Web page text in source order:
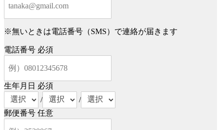
※無いときは電話番号（SMS）で連絡が届きます
電話番号 必須
生年月日 必須
/
/
郵便番号 任意